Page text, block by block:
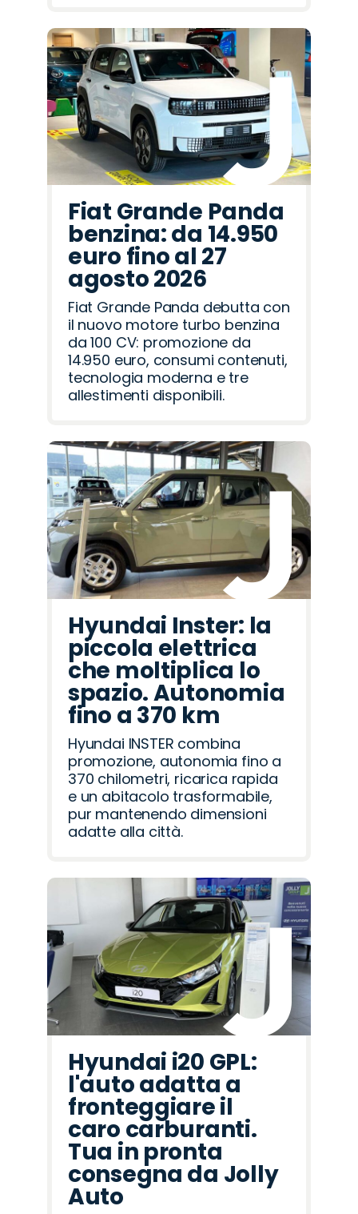
Fiat Grande Panda
benzina: da 14.950
euro fino al 27
agosto 2026
Fiat Grande Panda debutta con
il nuovo motore turbo benzina
da 100 CV: promozione da
14.950 euro, consumi contenuti,
tecnologia moderna e tre
allestimenti disponibili.
Hyundai Inster: la
piccola elettrica
che moltiplica lo
spazio. Autonomia
fino a 370 km
Hyundai INSTER combina
promozione, autonomia fino a
370 chilometri, ricarica rapida
e un abitacolo trasformabile,
pur mantenendo dimensioni
adatte alla città.
Hyundai i20 GPL:
l'auto adatta a
fronteggiare il
caro carburanti.
Tua in pronta
consegna da Jolly
Auto